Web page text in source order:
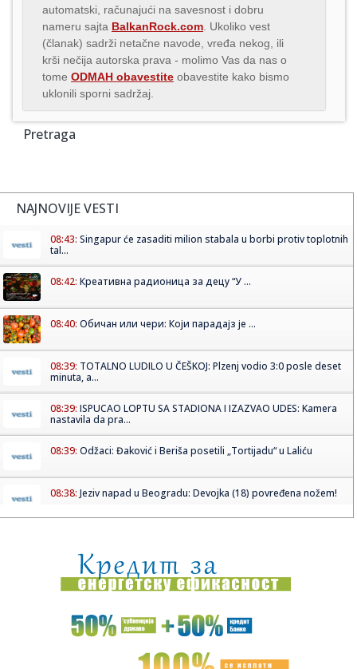
automatski, računajući na savesnost i dobru
nameru sajta BalkanRock.com . Ukoliko vest
(članak) sadrži netačne navode, vređa nekog, ili
krši nečija autorska prava - molimo Vas da nas o
tome ODMAH obavestite obavestite kako bismo
uklonili sporni sadržaj.
Pretraga
NAJNOVIJE VESTI
08:43: Singapur će zasaditi milion stabala u borbi protiv toplotnih
tal...
08:42: Креативна радионица за децу “У ...
08:40: Обичан или чери: Који парадајз је ...
08:39: TOTALNO LUDILO U ČEŠKOJ: Plzenj vodio 3:0 posle deset
minuta, a...
08:39: ISPUCAO LOPTU SA STADIONA I IZAZVAO UDES: Kamera
nastavila da pra...
08:39: Odžaci: Đaković i Beriša posetili „Tortijadu“ u Laliću
08:38: Jeziv napad u Beogradu: Devojka (18) povređena nožem!
08:37:Leto se ne predaje, i narednih dana sunčano i veoma toplo
08:35:On je zvanično najbolji mladi trubač u Guči: "Nastaviću da
Vučić danas obilazi radove na rekonstrukciji Starog